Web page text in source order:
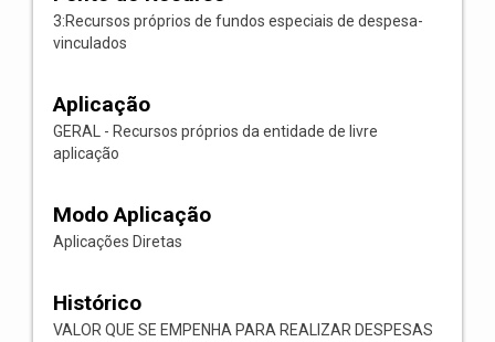
3:Recursos próprios de fundos especiais de despesa-
vinculados
Aplicação
GERAL - Recursos próprios da entidade de livre
aplicação
Modo Aplicação
Aplicações Diretas
Histórico
VALOR QUE SE EMPENHA PARA REALIZAR DESPESAS